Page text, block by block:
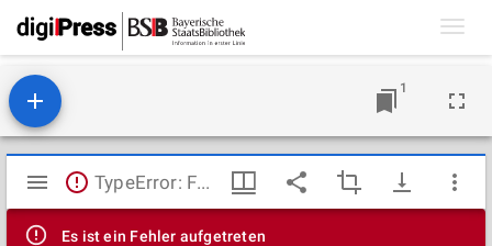
1
Mirador
Viewer
TypeError: Failed to fetch
Es ist ein Fehler aufgetreten